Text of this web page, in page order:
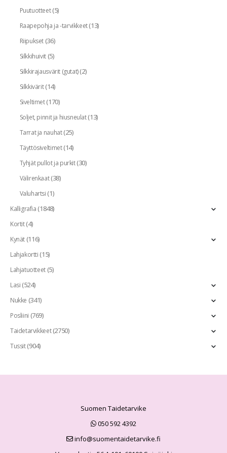
Puutuotteet(5)
Raapepohja ja -tarvikkeet(13)
Riipukset(36)
Silkkihuivit(5)
Silkkirajausvärit (gutat)(2)
Silkkivärit(14)
Siveltimet(170)
Soljet, pinnit ja hiusneulat(13)
Tarrat ja nauhat(25)
Täyttösiveltimet(14)
Tyhjät pullot ja purkit(30)
Välirenkaat(38)
Valuhartsi(1)
Kalligrafia(1848)
Kortit(4)
Kynät(116)
Lahjakortti(15)
Lahjatuotteet(5)
Lasi(524)
Nukke (341)
Posliini (769)
Taidetarvikkeet(2750)
Tussit(904)
Suomen Taidetarvike
050 592 4392
info@suomentaidetarvike.fi